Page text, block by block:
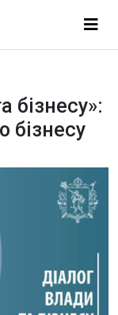
бізнесу»:
бізнесу